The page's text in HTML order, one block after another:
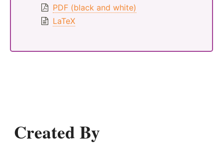
PDF (black and white)
LaTeX
Created By